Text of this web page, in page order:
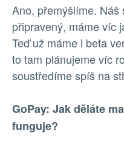
Ano, přemýšlíme. Náš
připravený, máme víc
Teď už máme i beta
to tam plánujeme víc
soustředíme spíš na
GoPay: Jak děláte
funguje?